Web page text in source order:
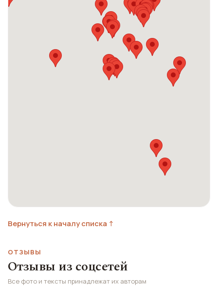
Вернуться к началу списка ↑
ОТЗЫВЫ
Отзывы из соцсетей
Все фото и тексты принадлежат их авторам